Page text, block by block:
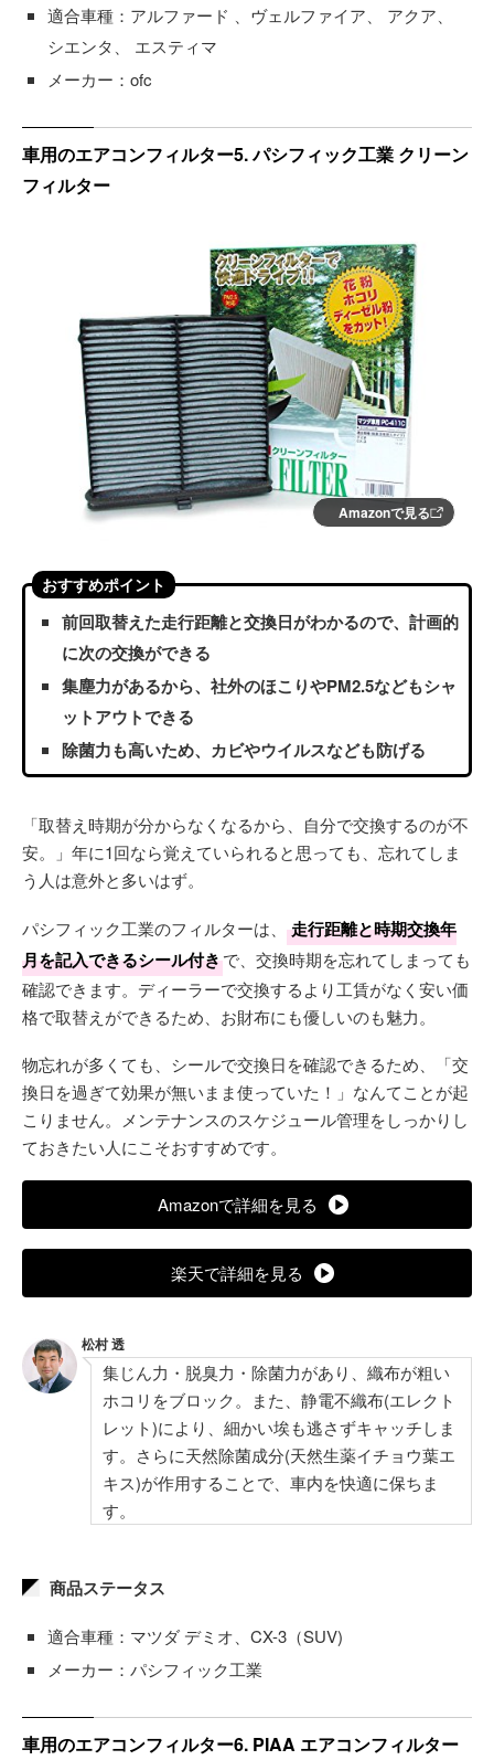
適合車種：アルファード 、ヴェルファイア、 アクア、
シエンタ、 エスティマ
メーカー：ofc
車用のエアコンフィルター5. パシフィック工業 クリーン
フィルター
Amazonで見る
おすすめポイント
前回取替えた走行距離と交換日がわかるので、計画的
に次の交換ができる
集塵力があるから、社外のほこりやPM2.5などもシャ
ットアウトできる
除菌力も高いため、カビやウイルスなども防げる
「取替え時期が分からなくなるから、自分で交換するのが不
安。」年に1回なら覚えていられると思っても、忘れてしま
う人は意外と多いはず。
パシフィック工業のフィルターは、
走行距離と時期交換年
月を記入できるシール付きで、交換時期を忘れてしまっても
確認できます。ディーラーで交換するより工賃がなく安い価
格で取替えができるため、お財布にも優しいのも魅力。
物忘れが多くても、シールで交換日を確認できるため、「交
換日を過ぎて効果が無いまま使っていた！」なんてことが起
こりません。メンテナンスのスケジュール管理をしっかりし
ておきたい人にこそおすすめです。
Amazonで詳細を見る
楽天で詳細を見る
松村 透
集じん力・脱臭力・除菌力があり、織布が粗い
ホコリをブロック。また、静電不織布(エレクト
レット)により、細かい埃も逃さずキャッチしま
す。さらに天然除菌成分(天然生薬イチョウ葉エ
キス)が作用することで、車内を快適に保ちま
す。
商品ステータス
適合車種：マツダ デミオ、CX-3（SUV)
メーカー：パシフィック工業
車用のエアコンフィルター6. PIAA エアコンフィルター